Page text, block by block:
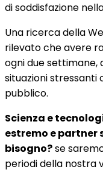
di soddisfazione
Una ricerca della
rilevato che avere
ogni due settimane,
situazioni stressanti
pubblico.
Scienza e
estremo e partner
bisogno?se
periodi della nostra